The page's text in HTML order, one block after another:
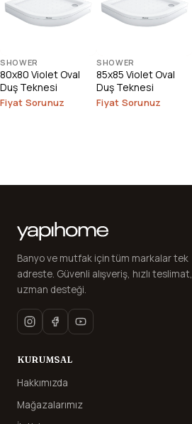
SHOWER
80x80 Violet Oval
Duş Teknesi
Fiyat Sorunuz
SHOWER
85x85 Violet Oval
Duş Teknesi
Fiyat Sorunuz
Banyo ve mutfak için tüm markalar tek
adreste. Güvenli alışveriş, hızlı teslimat,
uzman desteği.
KURUMSAL
Hakkımızda
Mağazalarımız